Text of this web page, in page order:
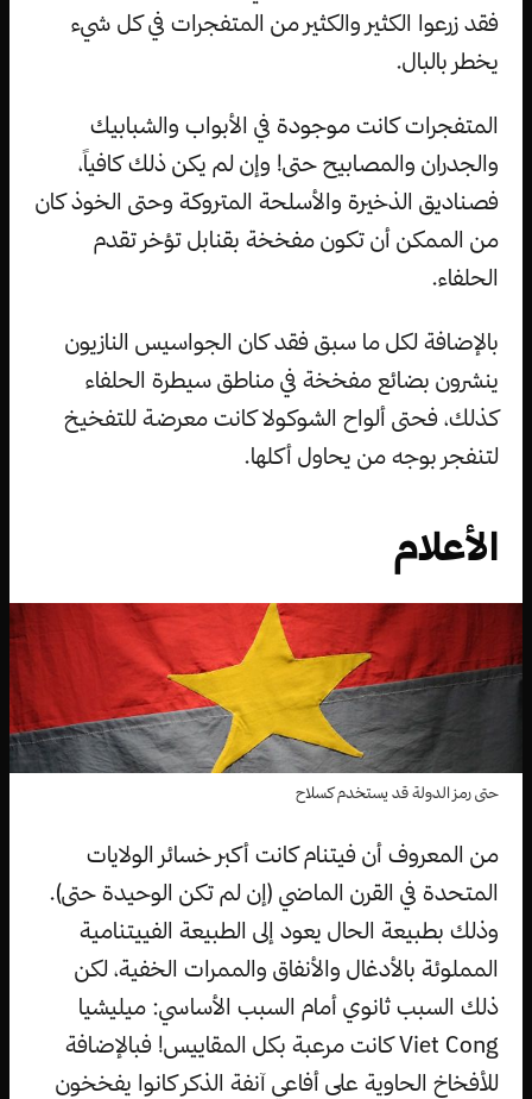
فقد زرعوا الكثير والكثير من المتفجرات في كل شيء
يخطر بالبال.
المتفجرات كانت موجودة في الأبواب والشبابيك
والجدران والمصابيح حتى! وإن لم يكن ذلك كافياً،
فصناديق الذخيرة والأسلحة المتروكة وحتى الخوذ كان
من الممكن أن تكون مفخخة بقنابل تؤخر تقدم
الحلفاء.
بالإضافة لكل ما سبق فقد كان الجواسيس النازيون
ينشرون بضائع مفخخة في مناطق سيطرة الحلفاء
كذلك، فحتى ألواح الشوكولا كانت معرضة للتفخيخ
لتنفجر بوجه من يحاول أكلها.
الأعلام
حتى رمز الدولة قد يستخدم كسلاح
من المعروف أن فيتنام كانت أكبر خسائر الولايات
المتحدة في القرن الماضي (إن لم تكن الوحيدة حتى).
وذلك بطبيعة الحال يعود إلى الطبيعة الفييتنامية
المملوئة بالأدغال والأنفاق والممرات الخفية، لكن
ذلك السبب ثانوي أمام السبب الأساسي: ميليشيا
Viet Cong كانت مرعبة بكل المقاييس! فبالإضافة
للأفخاخ الحاوية على أفاعي آنفة الذكر كانوا يفخخون